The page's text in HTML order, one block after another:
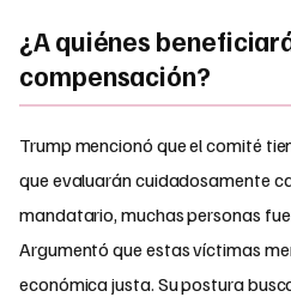
¿A quiénes
compensación?
Trump mencionó que el comité
que evaluarán cuidadosamente
mandatario, muchas personas
Argumentó que estas víctimas
económica justa. Su postura